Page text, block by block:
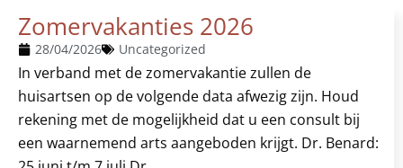
Zomervakanties 2026
28/04/2026 Uncategorized
In verband met de zomervakantie zullen de
huisartsen op de volgende data afwezig zijn. Houd
rekening met de mogelijkheid dat u een consult bij
een waarnemend arts aangeboden krijgt. Dr. Benard: